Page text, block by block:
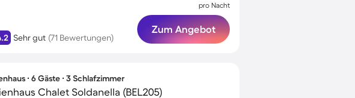
Sehr gut (71 Bewertungen)
pro Nacht
Zum Angebot
∙ 6 Gäste ∙ 3 Schlafzimmer
Chalet Soldanella (BEL205)